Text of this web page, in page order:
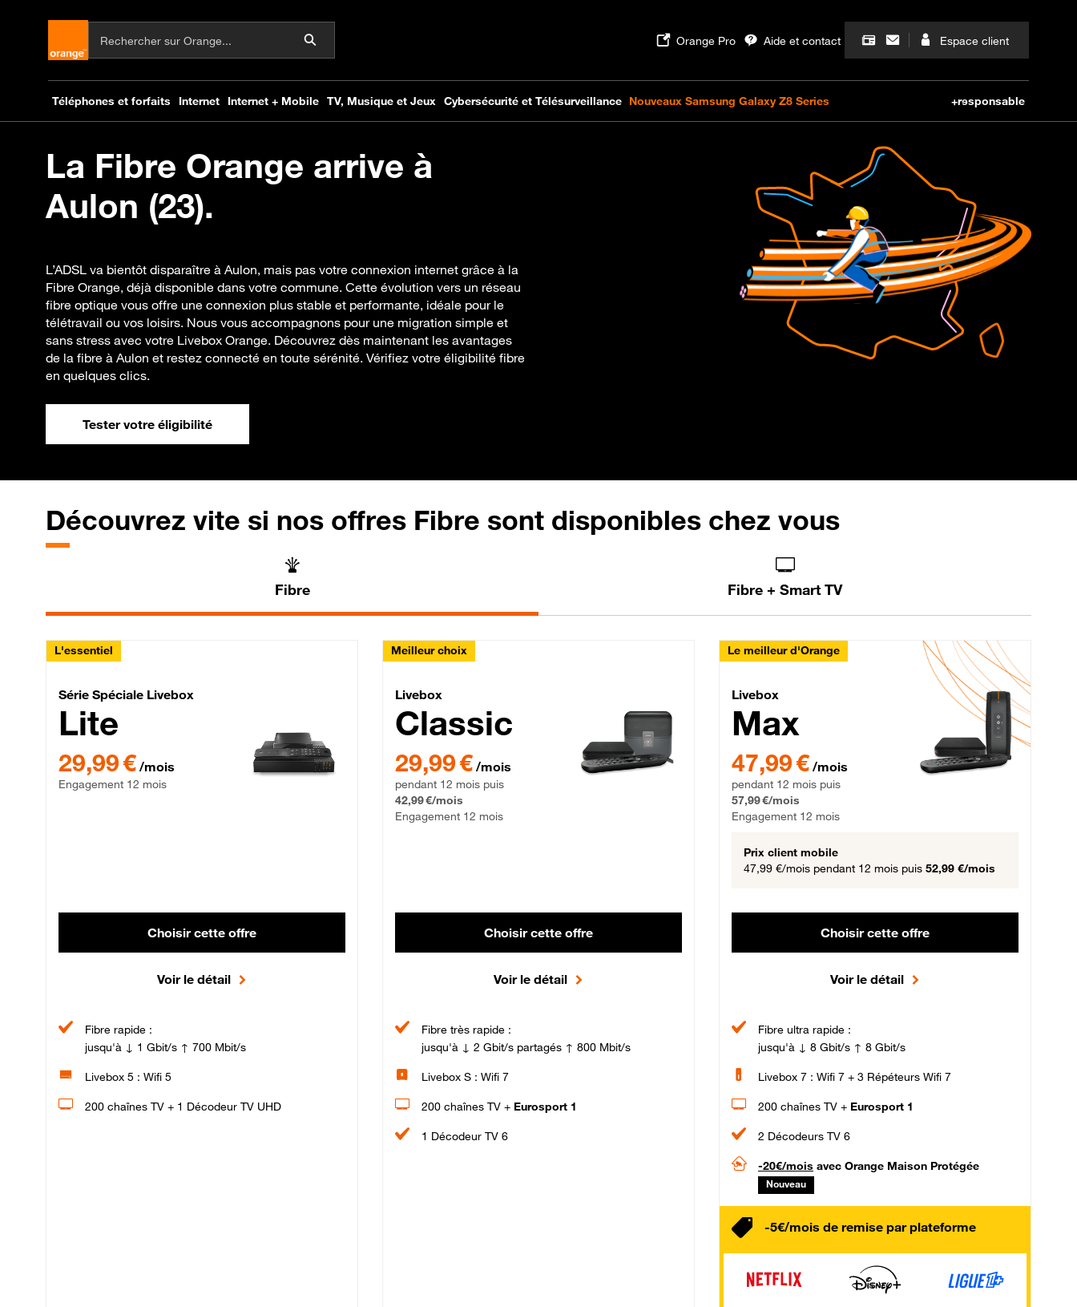
La Fibre Orange arrive à
Aulon (23).
L’ADSL va bientôt disparaître à Aulon, mais pas votre connexion internet grâce à la
Fibre Orange, déjà disponible dans votre commune. Cette évolution vers un réseau
fibre optique vous offre une connexion plus stable et performante, idéale pour le
télétravail ou vos loisirs. Nous vous accompagnons pour une migration simple et
sans stress avec votre Livebox Orange. Découvrez dès maintenant les avantages
de la fibre à Aulon et restez connecté en toute sérénité. Vérifiez votre éligibilité fibre
en quelques clics.
Tester votre éligibilité
Découvrez vite si nos offres Fibre sont disponibles chez vous
Fibre Fibre + Smart TV
L'essentiel
Série Spéciale Livebox Lite Fibre
Série Spéciale Livebox
Lite
29,99 € par mois , Engagement 12 mois
29,99 € /mois
Engagement 12 mois
Choisir cette offre
Voir le détail
Fibre rapide :
jusqu'à ↓ 1 Gbit/s ↑ 700 Mbit/s
Livebox 5 : Wifi 5
200 chaînes TV + 1 Décodeur TV UHD
Meilleur choix
Livebox Classic Fibre
Livebox
Classic
29,99 € par mois pendant 12 mois puis 42,99 € par mois, Engagement 12 mois
29,99 € /mois
pendant 12 mois puis
42,99 €/mois
Engagement 12 mois
Choisir cette offre
Voir le détail
Fibre très rapide :
jusqu'à ↓ 2 Gbit/s partagés ↑ 800 Mbit/s
Livebox S : Wifi 7
200 chaînes TV + Eurosport 1
1 Décodeur TV 6
Le meilleur d'Orange
Livebox Max Fibre
Livebox
Max
47,99 € par mois pendant 12 mois puis 57,99 € par mois,
47,99 € /mois
pendant 12 mois puis
57,99 €/mois
Engagement 12 mois
Prix client mobile
47,99 €/mois pendant 12 mois puis 52,99 €/mois
Choisir cette offre
Voir le détail
Fibre ultra rapide :
jusqu'à ↓ 8 Gbit/s ↑ 8 Gbit/s
Livebox 7 : Wifi 7 + 3 Répéteurs Wifi 7
200 chaînes TV + Eurosport 1
2 Décodeurs TV 6
-20€/mois avec Orange Maison Protégée
Nouveau
-5€/mois de remise par plateforme